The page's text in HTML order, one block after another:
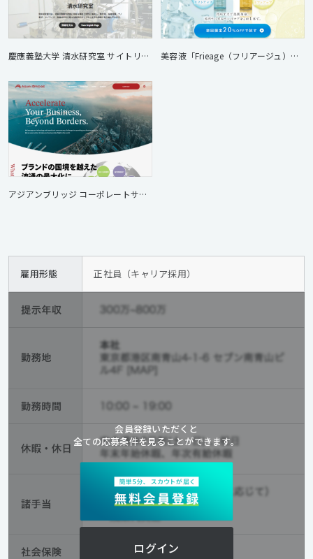
慶應義塾大学 清水研究室 サイトリニューアル 美容液「Frieage（フリアージュ）」 ランディングページ制作
アジアンブリッジ コーポレートサイト構築・運用
雇用形態 正社員（キャリア採用）
会員登録いただくと
全ての応募条件を見ることができます。
ログイン